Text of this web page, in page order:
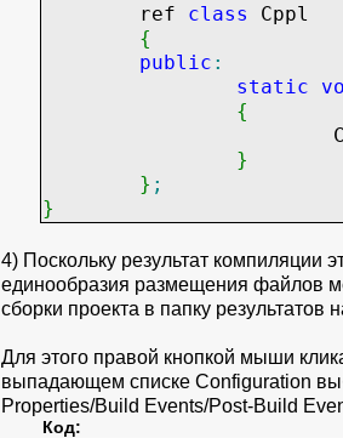
ref class
Cppl
{
public :
static
{
}
} ;
}
4) Поскольку результат компиляции
единообразия размещения файлов
сборки проекта в папку результатов
Для этого правой кнопкой мыши
выпадающем списке Configuration
Properties/Build Events/Post-Build
Код: